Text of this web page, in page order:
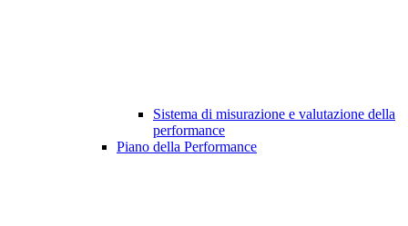
Sistema di misurazione e valutazione della
performance
Piano della Performance